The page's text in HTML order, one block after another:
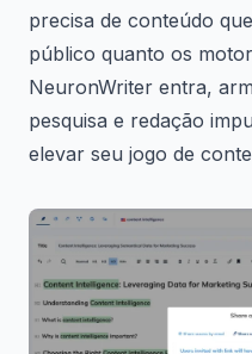
precisa de conteúdo
público quanto os
NeuronWriter entra,
pesquisa e redação
elevar seu jogo de